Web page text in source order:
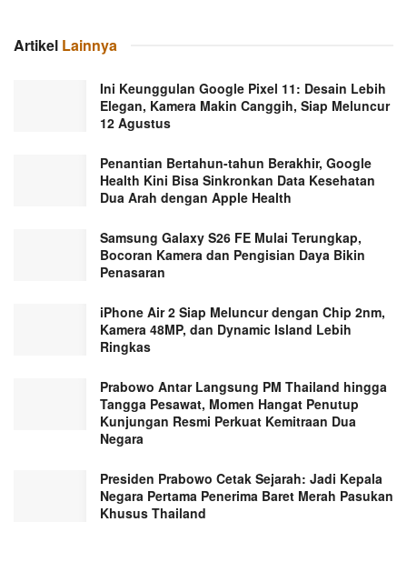
Artikel Lainnya
Ini Keunggulan Google Pixel 11: Desain Lebih
Elegan, Kamera Makin Canggih, Siap Meluncur
12 Agustus
Penantian Bertahun-tahun Berakhir, Google
Health Kini Bisa Sinkronkan Data Kesehatan
Dua Arah dengan Apple Health
Samsung Galaxy S26 FE Mulai Terungkap,
Bocoran Kamera dan Pengisian Daya Bikin
Penasaran
iPhone Air 2 Siap Meluncur dengan Chip 2nm,
Kamera 48MP, dan Dynamic Island Lebih
Ringkas
Prabowo Antar Langsung PM Thailand hingga
Tangga Pesawat, Momen Hangat Penutup
Kunjungan Resmi Perkuat Kemitraan Dua
Negara
Presiden Prabowo Cetak Sejarah: Jadi Kepala
Negara Pertama Penerima Baret Merah Pasukan
Khusus Thailand